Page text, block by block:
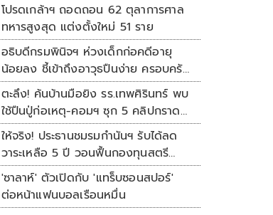
โปรดเกล้าฯ ถอดถอน 62 ตุลาการศาล
ทหารสูงสุด แต่งตั้งใหม่ 51 ราย
อธิบดีกรมพินิจฯ ห่วงเด็กก่อคดีอายุ
น้อยลง ชี้เข้าถึงอาวุธปืนง่าย ครอบครัว
แตกแยกเป็นชนวนสำคัญ
ตะลึง! ค้นบ้านมือยิง รร.เทพศิรินทร์ พบ
ใช้ปืนปู่ก่อเหตุ-คอมฯ ซุก 5 คลิปกราด
ยิง
ให้จริง! ประธานชมรมกำนันฯ รับได้ลด
วาระเหลือ 5 ปี วอนฟื้นกองทุนสตรี
อำเภอละล้าน
'ซาลาห์' ตัวเปิดกับ 'แทร็บซอนสปอร์'
ต่อหน้าแฟนบอลเรือนหมื่น